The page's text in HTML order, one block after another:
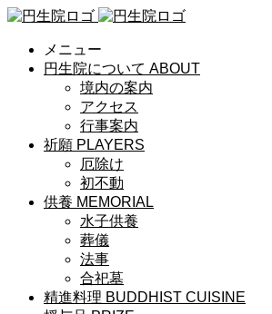
メニュー
円生院について ABOUT
境内の案内
アクセス
行事案内
祈願 PLAYERS
厄除け
初不動
供養 MEMORIAL
水子供養
葬儀
法事
合祀墓
精進料理 BUDDHIST CUISINE